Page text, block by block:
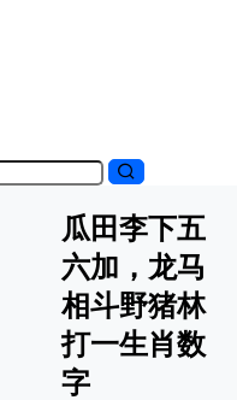
瓜田李下五
六加，龙马
相斗野猪林
打一生肖数
字